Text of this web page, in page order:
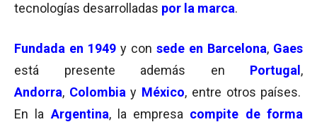
tecnologías desarrolladas por la marca.
Fundada en 1949 y con sede en Barcelona, Gaes
está presente además en Portugal ,
Andorra, Colombia y México, entre otros países.
En la Argentina, la empresa compite de forma